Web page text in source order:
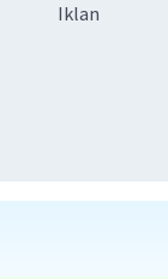
Iklan